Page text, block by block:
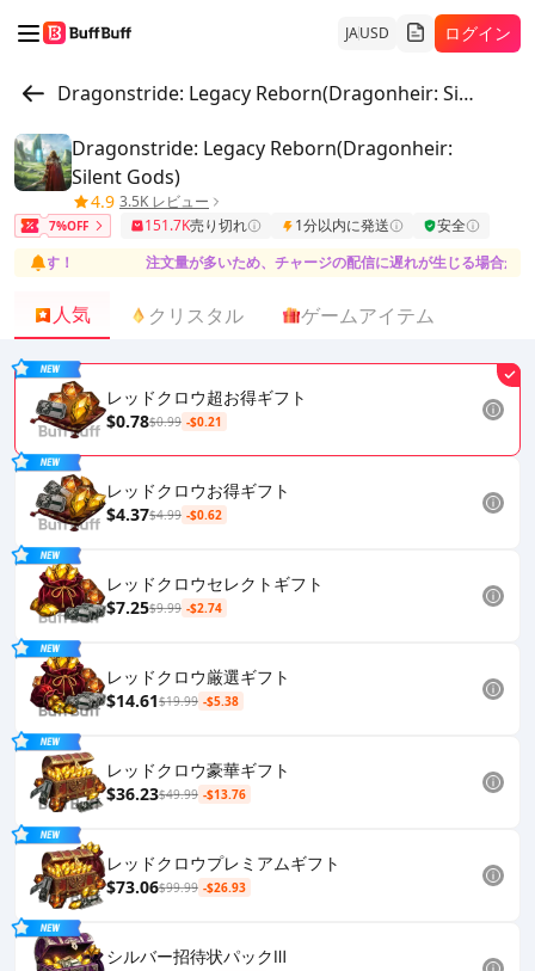
JAUSD ログイン
Dragonstride: Legacy Reborn(Dragonheir: Silent Gods)
Dragonstride: Legacy Reborn(Dragonheir:
Silent Gods)
4.9 3.5K レビュー
7%OFF 151.7K売り切れ 1分以内に発送
安全
す！
注文量が多いため、チャージの配信に遅れが生じる場合があ
人気 クリスタル ゲームアイテム
レッドクロウ超お得ギフト
$0.78$0.99 -$0.21
レッドクロウお得ギフト
$4.37$4.99 -$0.62
レッドクロウセレクトギフト
$7.25$9.99 -$2.74
レッドクロウ厳選ギフト
$14.61$19.99 -$5.38
レッドクロウ豪華ギフト
$36.23$49.99 -$13.76
レッドクロウプレミアムギフト
$73.06$99.99 -$26.93
シルバー招待状パックⅢ